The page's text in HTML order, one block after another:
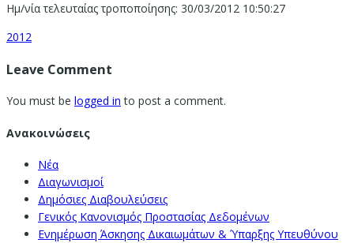
Ημ/νία τελευταίας τροποποίησης: 30/03/2012 10:50:27
2012
Leave Comment
You must be logged in to post a comment.
Ανακοινώσεις
Νέα
Διαγωνισμοί
Δημόσιες Διαβουλεύσεις
Γενικός Κανονισμός Προστασίας Δεδομένων
Ενημέρωση Άσκησης Δικαιωμάτων & Ύπαρξης Υπευθύνου